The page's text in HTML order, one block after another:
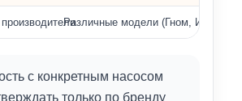
Различные модели (Гном, Иртыш,
с конкретным насосом
только по бренду